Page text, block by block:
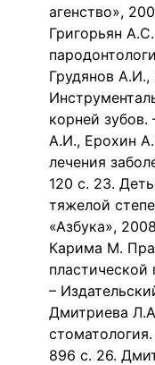
агенство»,
Григорьян
Грудянов
корней
А.И., Ерохин
лечения
120 с. 23.
тяжелой
«Азбука»,
Карима М.
пластической
–
Дмитриева
896 с. 26.